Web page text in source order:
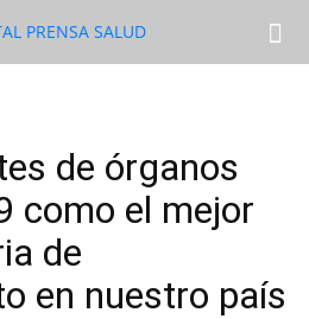
de órganos
como el mejor
de
en nuestro país